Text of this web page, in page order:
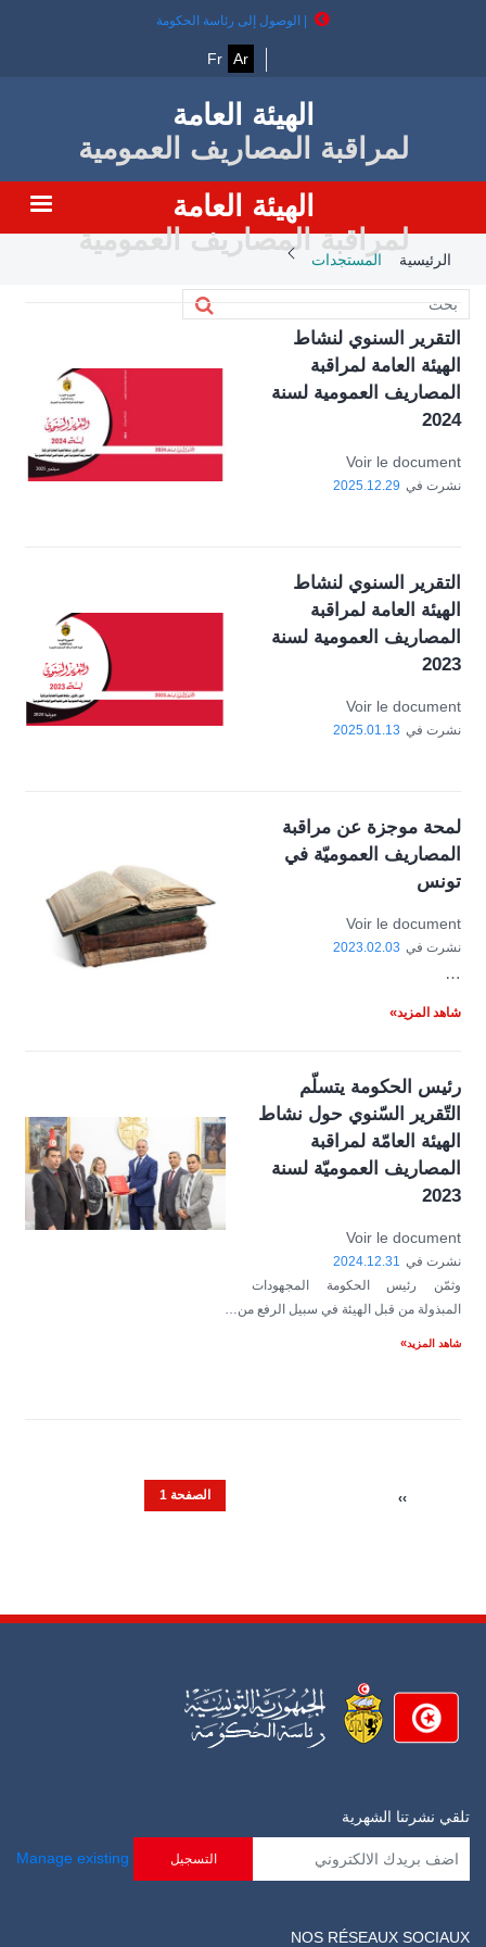
| الوصول إلى رئاسة الحكومة
Fr Ar
الهيئة العامة
لمراقبة المصاريف العمومية
الهيئة العامة
لمراقبة المصاريف العمومية
Breadcrumb
الرئيسية المستجدات
التقرير السنوي لنشاط
الهيئة العامة لمراقبة
المصاريف العمومية لسنة
2024
Voir le document
نشرت في 2025.12.29
التقرير السنوي لنشاط
الهيئة العامة لمراقبة
المصاريف العمومية لسنة
2023
Voir le document
نشرت في 2025.01.13
لمحة موجزة عن مراقبة
المصاريف العموميّة في
تونس
Voir le document
نشرت في 2023.02.03
…
شاهد المزيد
رئيس الحكومة يتسلّم
التّقرير السّنوي حول نشاط
الهيئة العامّة لمراقبة
المصاريف العموميّة لسنة
2023
Voir le document
نشرت في 2024.12.31
وثمّن رئيس الحكومة المجهودات
المبذولة من قبل الهيئة في سبيل الرفع من…
شاهد المزيد
الصفحة 1
NEXT
››
تلقي نشرتنا الشهرية
Manage existing
NOS RÉSEAUX SOCIAUX